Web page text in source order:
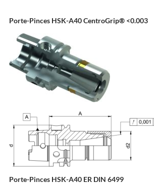
Porte-Pinces HSK-A40 CentroGrip® <0.003
Porte-Pinces HSK-A40 ER DIN 6499